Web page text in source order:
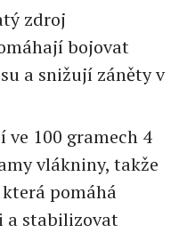
zdroj
bojovat
a snižují záněty v
100 gramech 4
vlákniny, takže
pomáhá
a stabilizovat